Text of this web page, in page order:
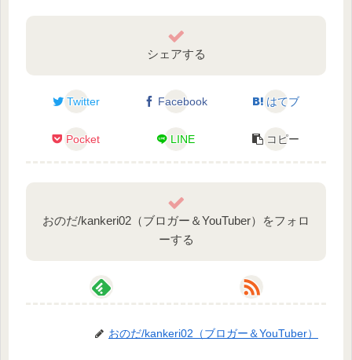
シェアする
Twitter Facebook はてブ
Pocket LINE コピー
おのだ/kankeri02（ブロガー＆YouTuber）をフォロ
ーする
おのだ/kankeri02（ブロガー＆YouTuber）